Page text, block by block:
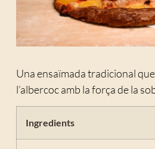
Una ensaïmada tradicional
l’albercoc amb la força de la
Ingredients